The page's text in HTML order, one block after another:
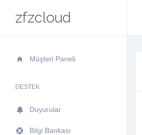
zfzcloud
Müşteri Paneli
DESTEK
Duyurular
Bilgi Bankası